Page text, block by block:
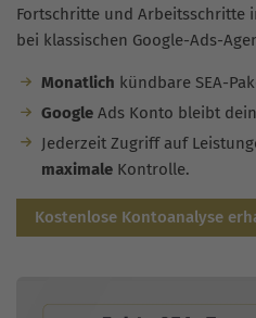
Fortschritte und Arbeitsschritte
bei klassischen Google-Ads-
Monatlich kündbare SEA-
GoogleAds Konto bleibt
Jederzeit Zugriff auf
maximaleKontrolle.
Kostenlose Kontoanalyse